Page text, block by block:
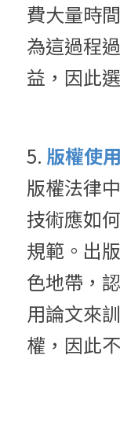
費大量時
為這過程
益，因此
5. 版權使
版權法律
技術應如
規範。出
色地帶，
用論文來
權，因此